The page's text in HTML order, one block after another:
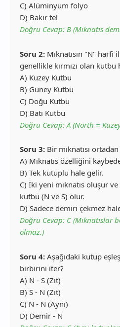
C) Alüminyum folyo
D) Bakır tel
Doğru Cevap: B (Mıknatıs
Soru 2: Mıknatısın "N" harfi
genellikle kırmızı olan kutbu
A) Kuzey Kutbu
B) Güney Kutbu
C) Doğu Kutbu
D) Batı Kutbu
Doğru Cevap: A (North =
Soru 3: Bir mıknatısı
A) Mıknatıs özelliğini
B) Tek kutuplu hale gelir.
C) İki yeni mıknatıs oluşur
kutbu (N ve S) olur.
D) Sadece demiri çekmez
Doğru Cevap: C (Mıknatıslar
olmaz.)
Soru 4: Aşağıdaki kutup
birbirini iter?
A) N - S (Zıt)
B) S - N (Zıt)
C) N - N (Aynı)
D) Demir - N